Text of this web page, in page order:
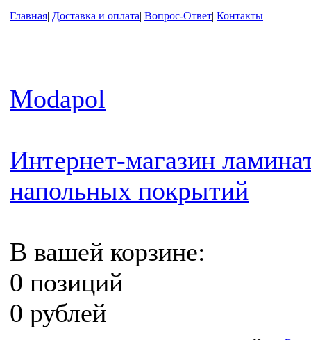
Главная| Доставка и оплата| Вопрос-Ответ| Контакты
Modapol
Интернет-магазин
напольных покрытий
В вашей корзине:
0 позиций
0 рублей